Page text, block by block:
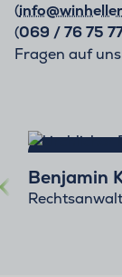
(
(069 / 76 75
Fragen auf
Benjamin
Rechtsanwalt